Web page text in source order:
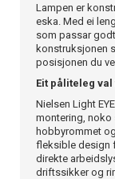
Lampen er
eska. Med ei
som passar
konstruksjonen
posisjonen du
Eit påliteleg
Nielsen Light
montering, noko
hobbyrommet
fleksible design
direkte
driftssikker og